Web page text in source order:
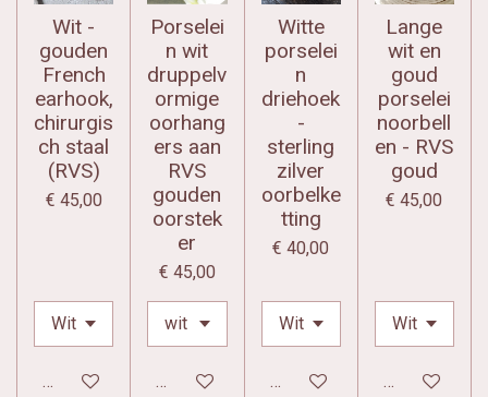
Wit -
gouden
French
earhook,
chirurgis
ch staal
(RVS)
€ 45,00
In winkelwagen
Porselei
n wit
druppelv
ormige
oorhang
ers aan
RVS
gouden
oorstek
er
€ 45,00
In winkelwagen
Witte
porselei
n
driehoek
-
sterling
zilver
oorbelke
tting
€ 40,00
In winkelwagen
Lange
wit en
goud
porselei
noorbell
en - RVS
goud
€ 45,00
In